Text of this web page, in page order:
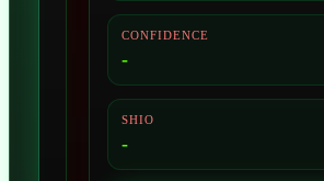
CONFIDENCE
-
SHIO
-